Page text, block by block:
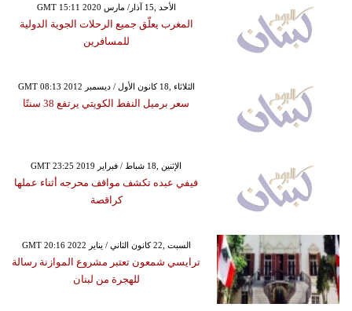
GMT 15:11 2020 الأحد ,15 آذار/ مارس
المغرب يعلّق جميع الرحلات الجوية الدولية
للمسافرين
GMT 08:13 2012 الثلاثاء ,18 كانون الأول / ديسمبر
سعر برميل النفط الكويتي يرتفع 38 سنتًا
GMT 23:25 2019 الإثنين ,18 شباط / فبراير
فيفي عبده تكشف مواقف محرجه أثناء عملها
كراقصة
GMT 20:16 2022 السبت ,22 كانون الثاني / يناير
ترايسي شمعون تعتبر مشروع الموازنة رسالة
للهجرة من لبنان